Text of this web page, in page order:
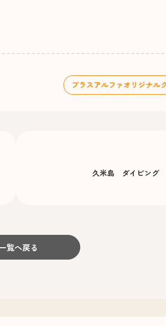
久米島 ダイビング
覧へ戻る